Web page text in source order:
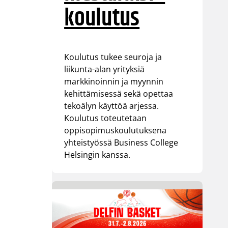
koulutus
Koulutus tukee seuroja ja
liikunta-alan yrityksiä
markkinoinnin ja myynnin
kehittämisessä sekä opettaa
tekoälyn käyttöä arjessa.
Koulutus toteutetaan
oppisopimuskoulutuksena
yhteistyössä Business College
Helsingin kanssa.